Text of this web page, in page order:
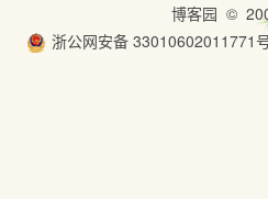
博客园 ©
浙公网安备 33010602011771